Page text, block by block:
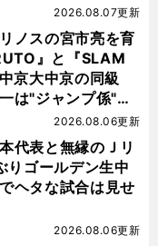
ノスの宮市亮を育
』と『SLAM
京大中京の同級
は"ジャンプ係"だ
2026.08.07更新
代表と無縁のＪリ
りゴールデン生中
ヘタな試合は見せ
2026.08.06更新
2026.08.06更新